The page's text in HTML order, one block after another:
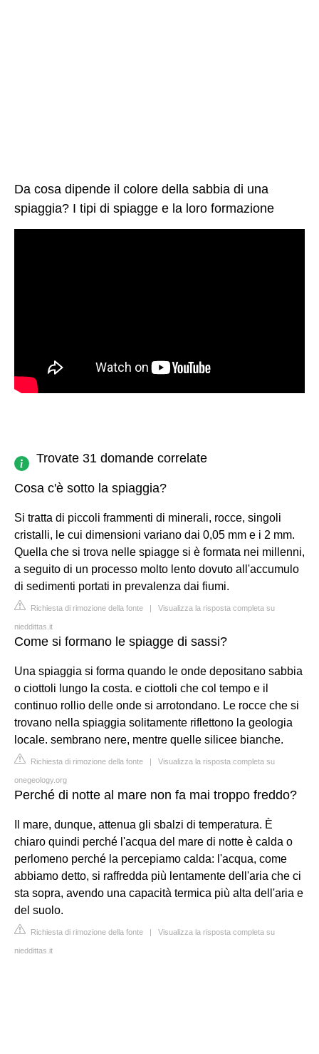
Da cosa dipende il colore della sabbia di una
spiaggia? I tipi di spiagge e la loro formazione
Trovate 31 domande correlate
Cosa c'è sotto la spiaggia?
Si tratta di piccoli frammenti di minerali, rocce, singoli
cristalli, le cui dimensioni variano dai 0,05 mm e i 2 mm.
Quella che si trova nelle spiagge si è formata nei millenni,
a seguito di un processo molto lento dovuto all'accumulo
di sedimenti portati in prevalenza dai fiumi.
Richiesta di rimozione della fonte | Visualizza la risposta completa su
nieddittas.it
Come si formano le spiagge di sassi?
Una spiaggia si forma quando le onde depositano sabbia
o ciottoli lungo la costa. e ciottoli che col tempo e il
continuo rollio delle onde si arrotondano. Le rocce che si
trovano nella spiaggia solitamente riflettono la geologia
locale. sembrano nere, mentre quelle silicee bianche.
Richiesta di rimozione della fonte | Visualizza la risposta completa su
onegeology.org
Perché di notte al mare non fa mai troppo freddo?
Il mare, dunque, attenua gli sbalzi di temperatura. È
chiaro quindi perché l'acqua del mare di notte è calda o
perlomeno perché la percepiamo calda: l'acqua, come
abbiamo detto, si raffredda più lentamente dell'aria che ci
sta sopra, avendo una capacità termica più alta dell'aria e
del suolo.
Richiesta di rimozione della fonte | Visualizza la risposta completa su
nieddittas.it